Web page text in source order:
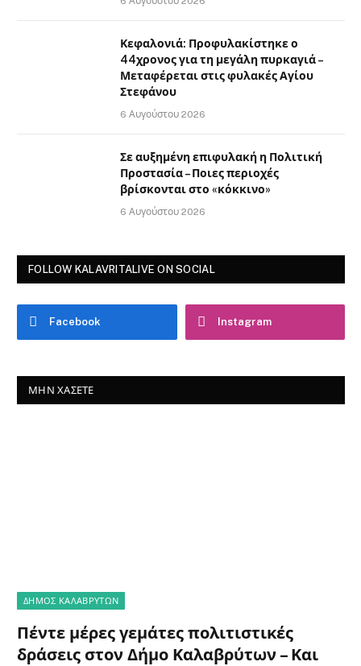
Κεφαλονιά: Προφυλακίστηκε ο
44χρονος για τη μεγάλη πυρκαγιά –
Μεταφέρεται στις φυλακές Αγίου
Στεφάνου
6 Αυγούστου 2026
Σε αυξημένη επιφυλακή η Πολιτική
Προστασία – Ποιες περιοχές
βρίσκονται στο «κόκκινο»
6 Αυγούστου 2026
FOLLOW KALAVRITALIVE ON SOCIAL
Facebook Instagram
ΜΗΝ ΧΆΣΕΤΕ
ΔΗΜΟΣ ΚΑΛΑΒΡΥΤΩΝ
Πέντε μέρες γεμάτες πολιτιστικές
δράσεις στον Δήμο Καλαβρύτων – Και